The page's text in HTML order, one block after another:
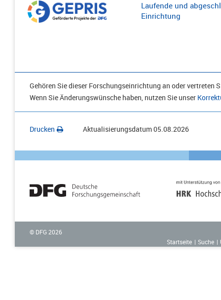
Laufende und
Einrichtung
Gehören Sie dieser Forschungseinrichtung an oder vertreten
Wenn Sie Änderungswünsche haben, nutzen Sie unser
Drucken Aktualisierungsdatum05.08.2026
© DFG 2026
Startseite
Suche